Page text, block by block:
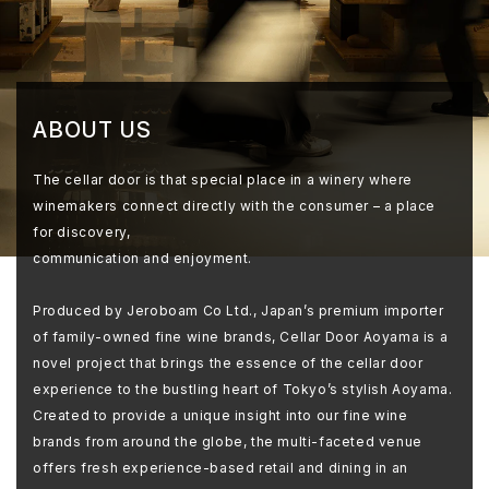
ABOUT US
The cellar door is that special place in a winery where
winemakers connect directly with the consumer – a place
for discovery,
communication and enjoyment.
Produced by Jeroboam Co Ltd., Japan’s premium importer
of family-owned fine wine brands, Cellar Door Aoyama is a
novel project that brings the essence of the cellar door
experience to the bustling heart of Tokyo’s stylish Aoyama.
Created to provide a unique insight into our fine wine
brands from around the globe, the multi-faceted venue
offers fresh experience-based retail and dining in an